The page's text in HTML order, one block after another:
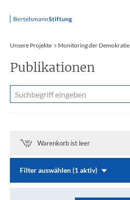
Startseite
Unsere Projekte Monitoring der Demokratie
Publikationen
Warenkorb ist leer
Filter auswählen (1 aktiv)